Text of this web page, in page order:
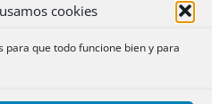
cookies
para que todo funcione bien y para
469.1. 4º LEC por infracción